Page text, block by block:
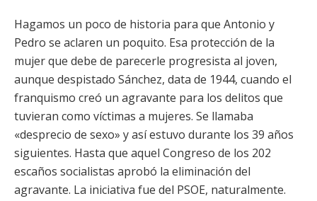
Hagamos un poco de historia para que Antonio y
Pedro se aclaren un poquito. Esa protección de la
mujer que debe de parecerle progresista al joven,
aunque despistado Sánchez, data de 1944, cuando el
franquismo creó un agravante para los delitos que
tuvieran como víctimas a mujeres. Se llamaba
«desprecio de sexo» y así estuvo durante los 39 años
siguientes. Hasta que aquel Congreso de los 202
escaños socialistas aprobó la eliminación del
agravante. La iniciativa fue del PSOE, naturalmente.